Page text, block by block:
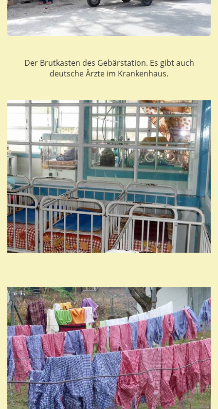
Der Brutkasten des Gebärstation. Es gibt auch
deutsche Ärzte im Krankenhaus.